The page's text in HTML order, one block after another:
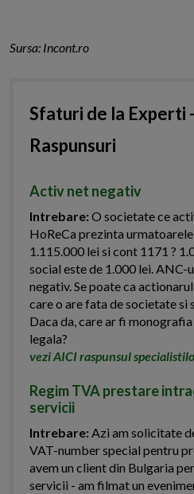
Sursa: Incont.ro
Sfaturi de la Experti
Raspunsuri
Activ net negativ
Intrebare:O societate ce
HoReCa prezinta
1.115.000 lei si cont 1171 ?
social este de 1.000 lei.
negativ. Se poate ca
care o are fata de societate si
Daca da, care ar fi
legala?
vezi AICI raspunsul
Regim TVA prestare
servicii
Intrebare:Azi am solicitate
VAT-number special pentru
avem un client din Bulgaria
servicii - am filmat un